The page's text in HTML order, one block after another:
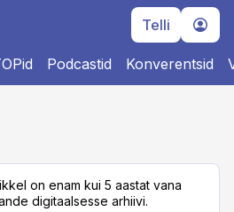
Telli
Podcastid Konverentsid
on enam kui 5 aastat vana
digitaalsesse arhiivi.